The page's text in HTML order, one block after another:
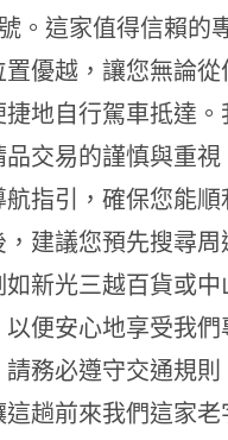
。這家值得信賴的
優越，讓您無論從
地自行駕車抵達。
品交易的謹慎與重視
指引，確保您能順
建議您預先搜尋周
新光三越百貨或中
便安心地享受我們
請務必遵守交通規則
這趟前來我們這家老